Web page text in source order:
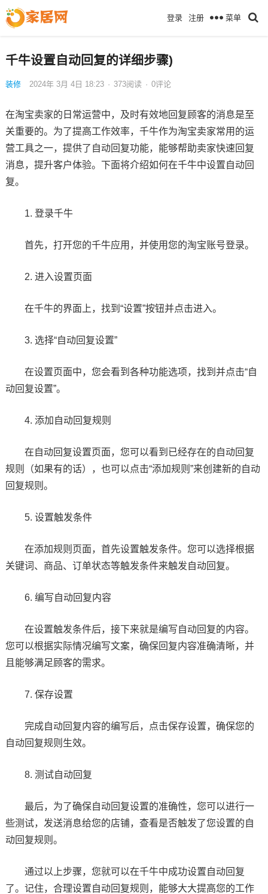
登录 注册 菜单
千牛设置自动回复的详细步骤)
装修 2024年 3月 4日 18:23 · 373阅读 · 0评论
在淘宝卖家的日常运营中，及时有效地回复顾客的消息是至
关重要的。为了提高工作效率，千牛作为淘宝卖家常用的运
营工具之一，提供了自动回复功能，能够帮助卖家快速回复
消息，提升客户体验。下面将介绍如何在千牛中设置自动回
复。
1. 登录千牛
首先，打开您的千牛应用，并使用您的淘宝账号登录。
2. 进入设置页面
在千牛的界面上，找到“设置”按钮并点击进入。
3. 选择“自动回复设置”
在设置页面中，您会看到各种功能选项，找到并点击“自
动回复设置”。
4. 添加自动回复规则
在自动回复设置页面，您可以看到已经存在的自动回复
规则（如果有的话），也可以点击“添加规则”来创建新的自动
回复规则。
5. 设置触发条件
在添加规则页面，首先设置触发条件。您可以选择根据
关键词、商品、订单状态等触发条件来触发自动回复。
6. 编写自动回复内容
在设置触发条件后，接下来就是编写自动回复的内容。
您可以根据实际情况编写文案，确保回复内容准确清晰，并
且能够满足顾客的需求。
7. 保存设置
完成自动回复内容的编写后，点击保存设置，确保您的
自动回复规则生效。
8. 测试自动回复
最后，为了确保自动回复设置的准确性，您可以进行一
些测试，发送消息给您的店铺，查看是否触发了您设置的自
动回复规则。
通过以上步骤，您就可以在千牛中成功设置自动回复
了。记住，合理设置自动回复规则，能够大大提高您的工作